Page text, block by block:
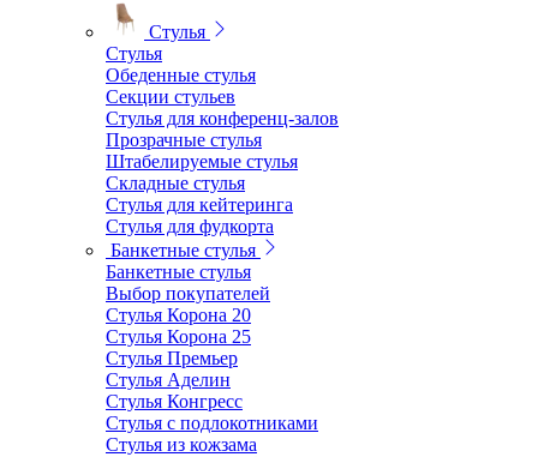
Стулья
Стулья
Обеденные стулья
Секции стульев
Стулья для конференц-залов
Прозрачные стулья
Штабелируемые стулья
Складные стулья
Стулья для кейтеринга
Стулья для фудкорта
Банкетные стулья
Банкетные стулья
Выбор покупателей
Стулья Корона 20
Стулья Корона 25
Стулья Премьер
Стулья Аделин
Стулья Конгресс
Стулья с подлокотниками
Стулья из кожзама